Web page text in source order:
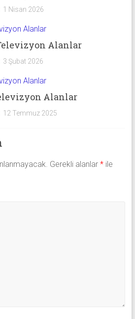
1 Nisan 2026
Alanlar
3 Şubat 2026
Alanlar
12 Temmuz 2025
Gerekli alanlar *ile